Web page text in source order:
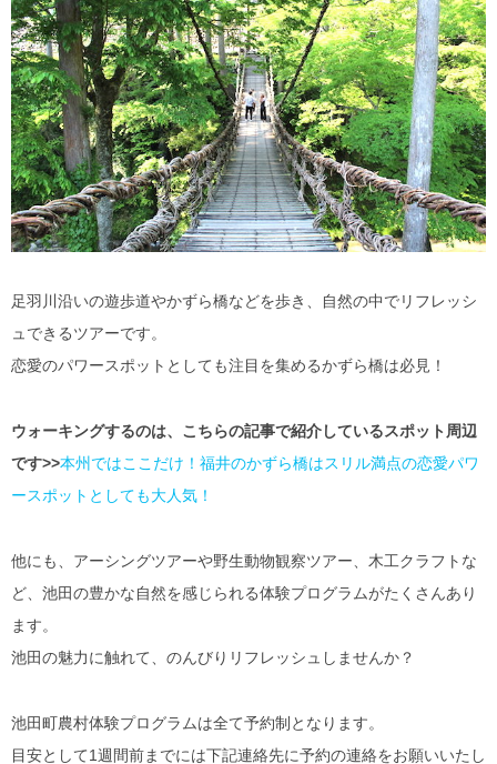
足羽川沿いの遊歩道やかずら橋などを歩き、自然の中でリフレッシ
ュできるツアーです。
恋愛のパワースポットとしても注目を集めるかずら橋は必見！
ウォーキングするのは、こちらの記事で紹介しているスポット周辺
です>>本州ではここだけ！福井のかずら橋はスリル満点の恋愛パワ
ースポットとしても大人気！
他にも、アーシングツアーや野生動物観察ツアー、木工クラフトな
ど、池田の豊かな自然を感じられる体験プログラムがたくさんあり
ます。
池田の魅力に触れて、のんびりリフレッシュしませんか？
池田町農村体験プログラムは全て予約制となります。
目安として1週間前までには下記連絡先に予約の連絡をお願いいたし